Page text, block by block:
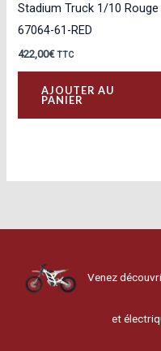
Stadium Truck 1/10 Rouge
67064-61-RED
422,00€ TTC
AJOUTER AU
PANIER
Venez
et